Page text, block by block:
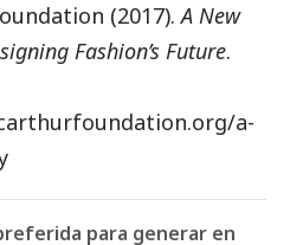
(2017).A New
Fashion’s Future.
a-
para generar en